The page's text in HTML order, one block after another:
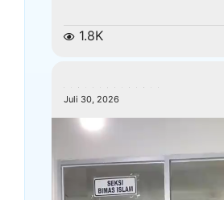
1.8K
Juli 30, 2026